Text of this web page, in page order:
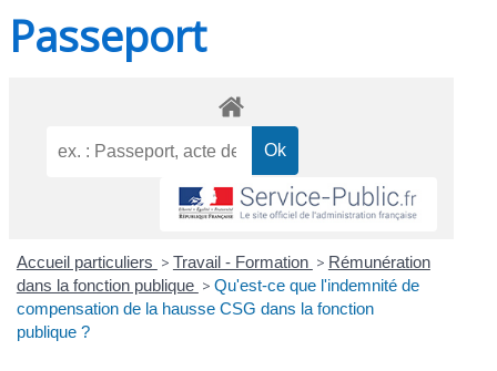
Passeport
Accueil particuliers > Travail - Formation > Rémunération
dans la fonction publique > Qu'est-ce que l'indemnité de
compensation de la hausse CSG dans la fonction
publique ?